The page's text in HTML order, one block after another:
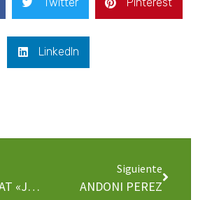
LinkedIn
JORDI SERRAT «JOU»
Siguiente
ANDONI PEREZ